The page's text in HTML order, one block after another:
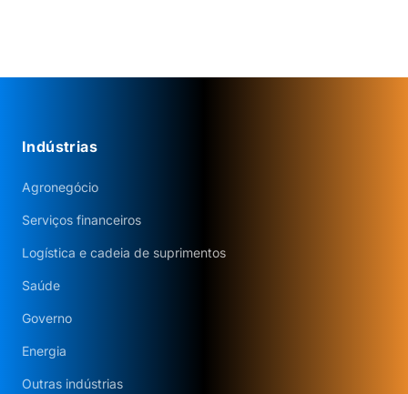
Indústrias
Agronegócio
Serviços financeiros
Logística e cadeia de suprimentos
Saúde
Governo
Energia
Outras indústrias